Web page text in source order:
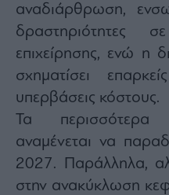
αναδιάρθρωση,
επιχείρησης, ενώ η
σχηματίσει
υπερβάσεις κόστους.
Τα περισσότερα
αναμένεται να
2027. Παράλληλα,
στην ανακύκλωση